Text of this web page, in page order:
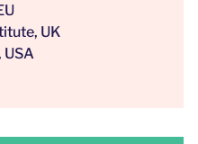
UK